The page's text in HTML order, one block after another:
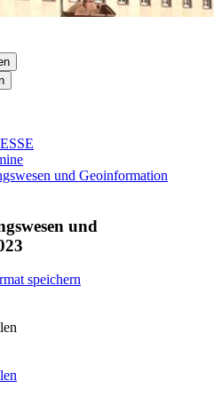
und Geoinformation
und
speichern